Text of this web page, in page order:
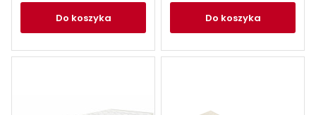
do koszyka do koszyka